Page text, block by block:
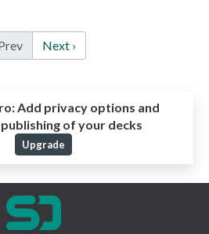
Next ›
Add privacy options and
of your decks
Upgrade